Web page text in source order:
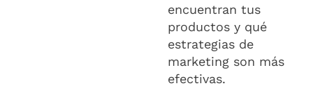
encuentran tus
productos y qué
estrategias de
marketing son más
efectivas.